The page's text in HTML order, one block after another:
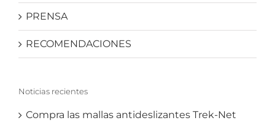
PRENSA
RECOMENDACIONES
Noticias recientes
Compra las mallas antideslizantes Trek-Net